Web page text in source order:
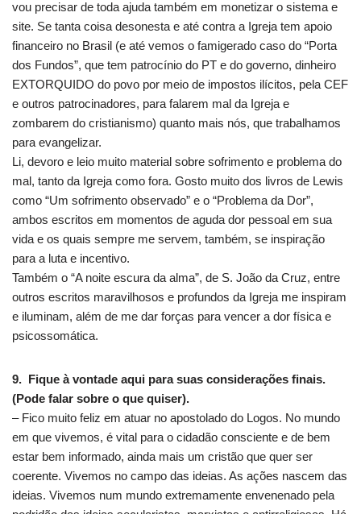
vou precisar de toda ajuda também em monetizar o sistema e
site. Se tanta coisa desonesta e até contra a Igreja tem apoio
financeiro no Brasil (e até vemos o famigerado caso do “Porta
dos Fundos”, que tem patrocínio do PT e do governo, dinheiro
EXTORQUIDO do povo por meio de impostos ilícitos, pela CEF
e outros patrocinadores, para falarem mal da Igreja e
zombarem do cristianismo) quanto mais nós, que trabalhamos
para evangelizar.
Li, devoro e leio muito material sobre sofrimento e problema do
mal, tanto da Igreja como fora. Gosto muito dos livros de Lewis
como “Um sofrimento observado” e o “Problema da Dor”,
ambos escritos em momentos de aguda dor pessoal em sua
vida e os quais sempre me servem, também, se inspiração
para a luta e incentivo.
Também o “A noite escura da alma”, de S. João da Cruz, entre
outros escritos maravilhosos e profundos da Igreja me inspiram
e iluminam, além de me dar forças para vencer a dor física e
psicossomática.
9. Fique à vontade aqui para suas considerações finais.
(Pode falar sobre o que quiser).
– Fico muito feliz em atuar no apostolado do Logos. No mundo
em que vivemos, é vital para o cidadão consciente e de bem
estar bem informado, ainda mais um cristão que quer ser
coerente. Vivemos no campo das ideias. As ações nascem das
ideias. Vivemos num mundo extremamente envenenado pela